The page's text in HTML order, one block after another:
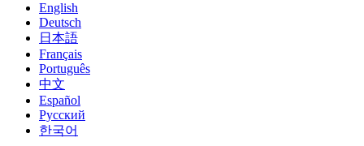
Zusammenarbeit
Schnell mit Ihrem Team zusammenarbeiten und iterieren
Unity herunterladen
Abonnements und Preise
Bereitstellen
Multiplattform
Immersive Schulung
In immersiven Umgebungen trainieren
Kundenerlebnisse
Interaktive 3D-Erlebnisse erstellen
Branchen
Fertigung
Entwicklertools
Versionsfreigaben und Fehlerverfolgung
Roadmap
Bevorstehende Funktionen überprüfen
Glossar
Veranstaltungen
Globale und lokale Veranstaltungen
Gemeinschaftsgeschichten
Made with Unity
Präsentation von Unity-Schöpfern
Professionelles Training
Verbessern Sie Ihr Team mit Unity-Trainern
Neu bei Unity
Erste Schritte
Beginnen Sie noch heute mit dem Lernen
Unity Essential Pathways
Erfolgspläne
Erreichen Sie Ihre Ziele schneller mit Expertenunterstützung
FAQ
Antworten auf häufige Fragen
Kontakt aufnehmen
Verbinden Sie sich mit unserem Team
English
Deutsch
日本語
Français
Português
中文
Español
Русский
한국어